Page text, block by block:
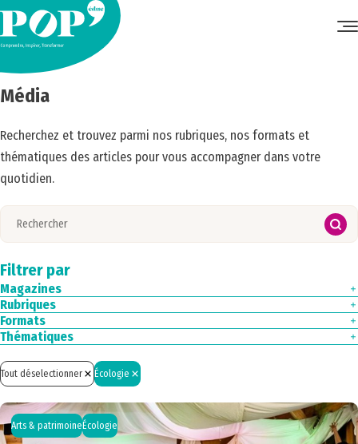
Filtrer par
Magazines
Magazine N°1
Magazine n°2
Magazine n°3
Magazine N°4
Rubriques
Edito
Exclu web
Ici & Ailleurs
Portrait
Regards croisés
Formats
Article
Interview
Podcast
Vidéo
Thématiques
Citoyenneté
Écologie
Formation
Inclusion
Interculturel
Tout déselectionner Écologie
Média
Recherchez et trouvez parmi nos rubriques, nos formats et
thématiques des articles pour vous accompagner dans votre
quotidien.
Arts & patrimoine Écologie